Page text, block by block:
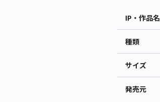
IP・作品名
種類
サイズ
発売元